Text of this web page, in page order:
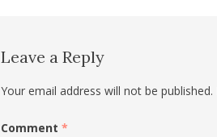
Leave a Reply
Your email address will not be published.
Comment *